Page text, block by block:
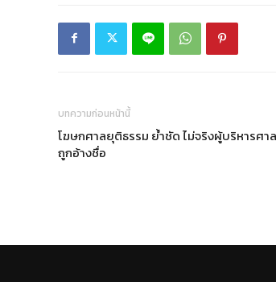
บทความก่อนหน้านี้
โฆษกศาลยุติธรรม ย้ำชัด ไม่จริงผู้บริหารศ
ถูกอ้างชื่อ